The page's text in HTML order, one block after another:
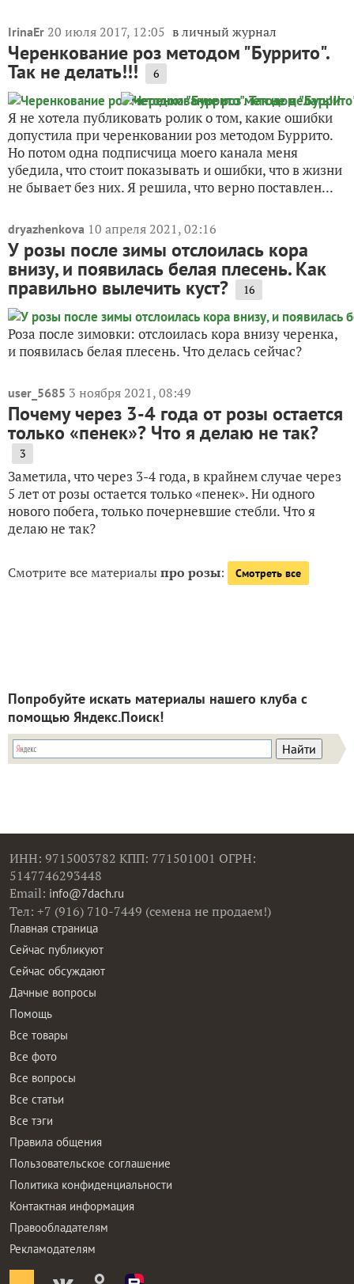
IrinaEr 20 июля 2017, 12:05 в личный журнал
Черенкование роз методом "Буррито".
Так не делать!!! 6
Я не хотела публиковать ролик о том, какие ошибки
допустила при черенковании роз методом Буррито.
Но потом одна подписчица моего канала меня
убедила, что стоит показывать и ошибки, что в жизни
не бывает без них. Я решила, что верно поставлен...
dryazhenkova 10 апреля 2021, 02:16
У розы после зимы отслоилась кора
внизу, и появилась белая плесень. Как
правильно вылечить куст? 16
Роза после зимовки: отслоилась кора внизу черенка,
и появилась белая плесень. Что делась сейчас?
user_5685 3 ноября 2021, 08:49
Почему через 3-4 года от розы остается
только «пенек»? Что я делаю не так?
3
Заметила, что через 3-4 года, в крайнем случае через
5 лет от розы остается только «пенек». Ни одного
нового побега, только почерневшие стебли. Что я
делаю не так?
Смотрите все материалыпро розы: Смотреть все
Попробуйте искать материалы нашего клуба с
помощью Яндекс.Поиск!
ИНН: 9715003782 КПП: 771501001 ОГРН:
5147746293448
Email: info@7dach.ru
Тел: +7 (916) 710-7449 (семена не продаем!)
Главная страница
Сейчас публикуют
Сейчас обсуждают
Дачные вопросы
Помощь
Все товары
Все фото
Все вопросы
Все статьи
Все тэги
Правила общения
Пользовательское соглашение
Политика конфиденциальности
Контактная информация
Правообладателям
Рекламодателям